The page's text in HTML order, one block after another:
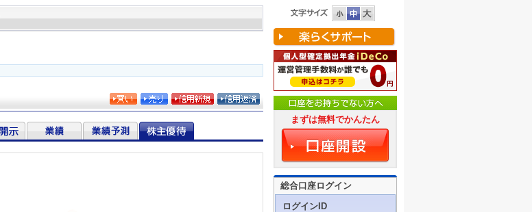
まずは無料でかんたん
総合口座ログイン
ログインID